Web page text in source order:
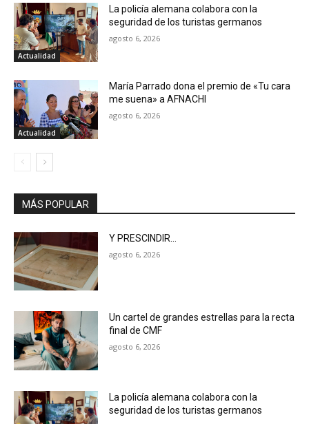
Actualidad
La policía alemana colabora con la
seguridad de los turistas germanos
agosto 6, 2026
Actualidad
María Parrado dona el premio de «Tu cara
me suena» a AFNACHI
agosto 6, 2026
MÁS POPULAR
Y PRESCINDIR…
agosto 6, 2026
Un cartel de grandes estrellas para la recta
final de CMF
agosto 6, 2026
La policía alemana colabora con la
seguridad de los turistas germanos